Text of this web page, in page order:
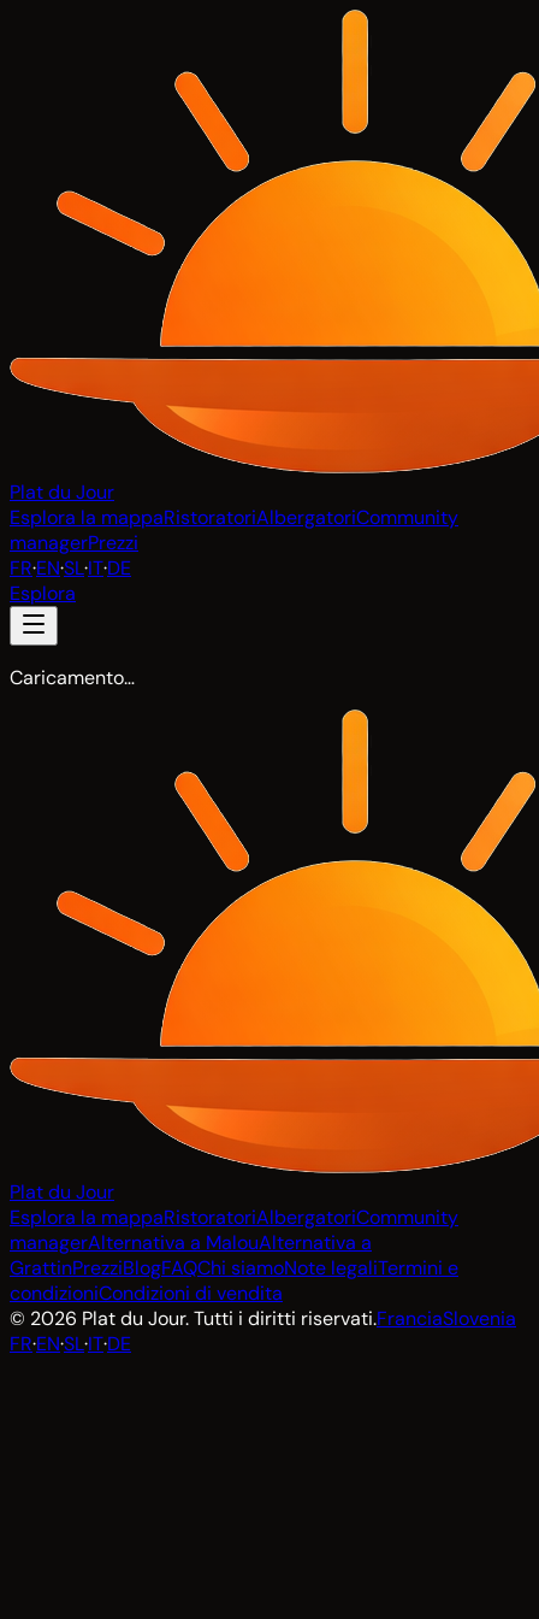
Plat du Jour
Esplora la mappaRistoratoriAlbergatoriCommunity
managerPrezzi
FR·EN·SL·IT·DE
Esplora
Caricamento…
Plat du Jour
Esplora la mappaRistoratoriAlbergatoriCommunity
managerAlternativa a MalouAlternativa a
GrattinPrezziBlogFAQChi siamoNote legaliTermini e
condizioniCondizioni di vendita
© 2026 Plat du Jour. Tutti i diritti riservati.FranciaSlovenia
FR·EN·SL·IT·DE